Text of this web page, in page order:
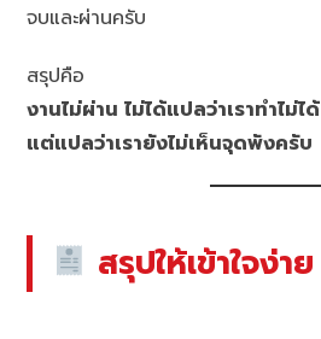
จบและผ่านครับ
สรุปคือ
งานไม่ผ่าน ไม่ได้แปลว่าเราทำไม่ได้
แต่แปลว่าเรายังไม่เห็นจุดพังครับ
สรุปให้เข้าใจง่าย